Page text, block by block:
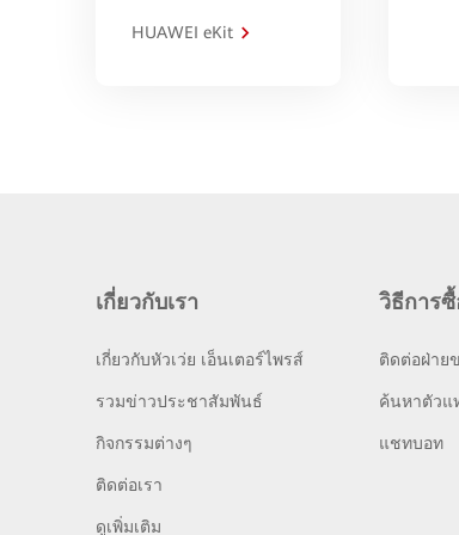
HUAWEI eKit
เกี่ยวกับเรา
เกี่ยวกับหัวเว่ย เอ็นเตอร์ไพรส์
รวมข่าวประชาสัมพันธ์
กิจกรรมต่างๆ
ติดต่อเรา
ดูเพิ่มเติม
วิธีการซื้
ติดต่อฝ่าย
ค้นหาตัวแ
แชทบอท